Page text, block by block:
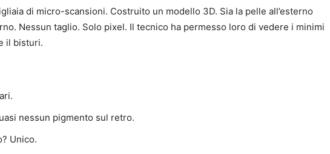
di micro-scansioni. Costruito un modello 3D. Sia la pelle all’esterno
Nessun taglio. Solo pixel. Il tecnico ha permesso loro di vedere i minimi
il bisturi.
nessun pigmento sul retro.
Unico.